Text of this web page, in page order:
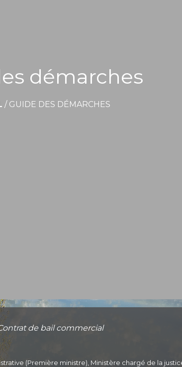
démarches
/ GUIDE DES DÉMARCHES
de bail commercial
(Première ministre), Ministère chargé de la